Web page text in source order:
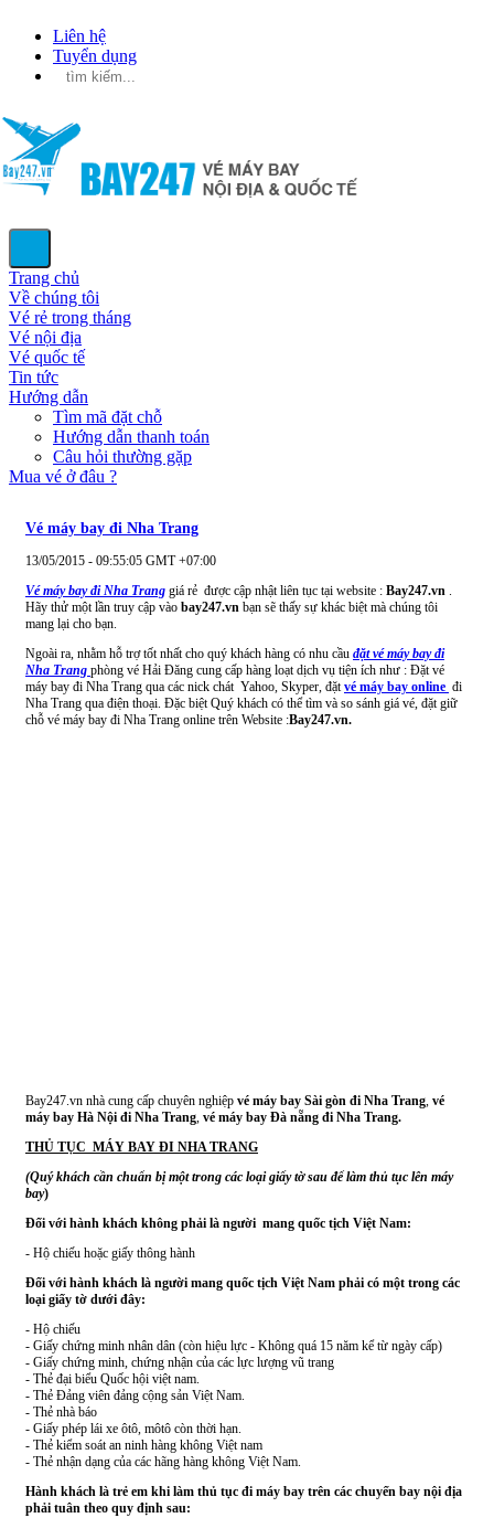
Liên hệ
Tuyển dụng
Trang chủ
Về chúng tôi
Vé rẻ trong tháng
Vé nội địa
Vé quốc tế
Tin tức
Hướng dẫn
Tìm mã đặt chỗ
Hướng dẫn thanh toán
Câu hỏi thường gặp
Mua vé ở đâu ?
Vé máy bay đi Nha Trang
13/05/2015 - 09:55:05 GMT +07:00
Vé máy bay đi Nha Trang giá rẻ được cập nhật liên tục tại website : Bay247.vn .
Hãy thử một lần truy cập vào bay247.vn bạn sẽ thấy sự khác biệt mà chúng tôi
mang lại cho bạn.
Ngoài ra, nhằm hỗ trợ tốt nhất cho quý khách hàng có nhu cầu đặt vé máy bay đi
Nha Trang phòng vé Hải Đăng cung cấp hàng loạt dịch vụ tiện ích như : Đặt vé
máy bay đi Nha Trang qua các nick chát Yahoo, Skyper, đặtvé máy bay online đi
Nha Trang qua điện thoại. Đặc biệt Quý khách có thể tìm và so sánh giá vé, đặt giữ
chỗ vé máy bay đi Nha Trang online trên Website :Bay247.vn.
Bay247.vn nhà cung cấp chuyên nghiệp vé máy bay Sài gòn đi Nha Trang, vé
máy bay Hà Nội đi Nha Trang, vé máy bay Đà nẵng đi Nha Trang.
THỦ TỤC MÁY BAY ĐI NHA TRANG
(Quý khách cần chuẩn bị một trong các loại giấy tờ sau để làm thủ tục lên máy
bay)
Đối với hành khách không phải là người mang quốc tịch Việt Nam:
- Hộ chiếu hoặc giấy thông hành
Đối với hành khách là người mang quốc tịch Việt Nam phải có một trong các
loại giấy tờ dưới đây:
- Hộ chiếu
- Giấy chứng minh nhân dân (còn hiệu lực - Không quá 15 năm kể từ ngày cấp)
- Giấy chứng minh, chứng nhận của các lực lượng vũ trang
- Thẻ đại biểu Quốc hội việt nam.
- Thẻ Đảng viên đảng cộng sản Việt Nam.
- Thẻ nhà báo
- Giấy phép lái xe ôtô, môtô còn thời hạn.
- Thẻ kiểm soát an ninh hàng không Việt nam
- Thẻ nhận dạng của các hãng hàng không Việt Nam.
Hành khách là trẻ em khi làm thủ tục đi máy bay trên các chuyến bay nội địa
phải tuân theo quy định sau: